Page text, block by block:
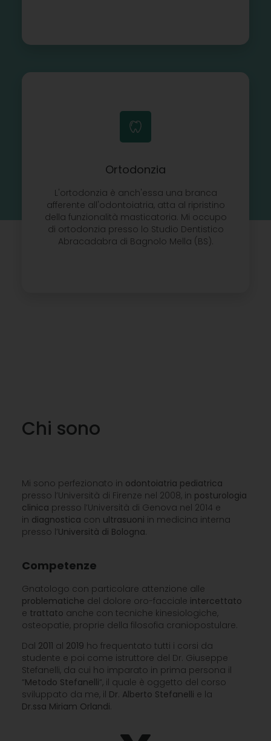
Ortodonzia
L'ortodonzia è anch'essa una branca
afferente all'odontoiatria, atta al ripristino
della funzionalità masticatoria. Mi occupo
di ortodonzia presso lo Studio Dentistico
Abracadabra di Bagnolo Mella (BS).
Chi sono
Mi sono perfezionato in odontoiatria pediatrica
presso l’Università di Firenze nel 2008, in posturologia
clinica presso l’Università di Genova nel 2014 e
in diagnostica con ultrasuoni in medicina interna
presso l’Università di Bologna.
Competenze
Gnatologo con particolare attenzione alle
problematiche del dolore oro-facciale intercettato
e trattato anche con tecniche kinesiologiche,
osteopatie, proprie della filosofia craniopostulare.
Dal 2011 al 2019 ho frequentato tutti i corsi da
studente e poi come istruttore del Dr. Giuseppe
Stefanelli, da cui ho imparato in prima persona il
“Metodo Stefanelli“, il quale è oggetto del corso
sviluppato da me, il Dr. Alberto Stefanelli e la
Dr.ssa Miriam Orlandi.